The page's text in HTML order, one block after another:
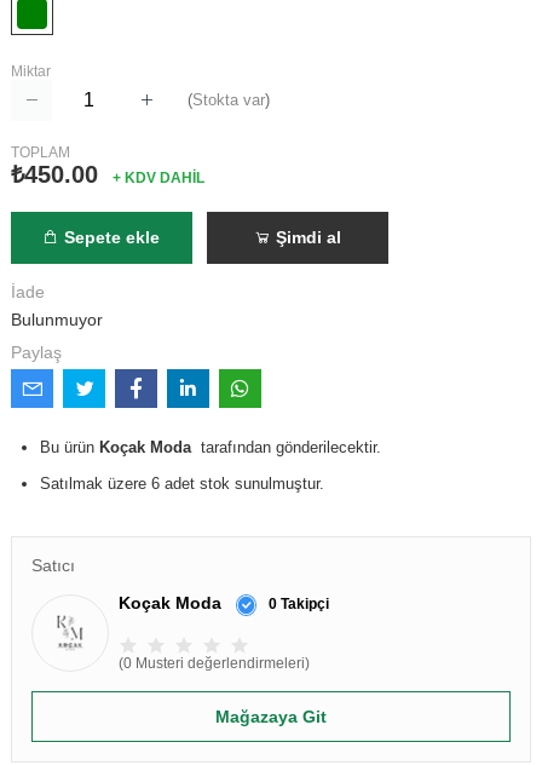
Miktar
(Stokta var)
TOPLAM
₺450.00 + KDV DAHİL
Sepete ekle Şimdi al
İade
Bulunmuyor
Paylaş
Bu ürün Koçak Moda tarafından gönderilecektir.
Satılmak üzere 6 adet stok sunulmuştur.
Satıcı
Koçak Moda
0 Takipçi
(0 Musteri değerlendirmeleri)
Mağazaya Git